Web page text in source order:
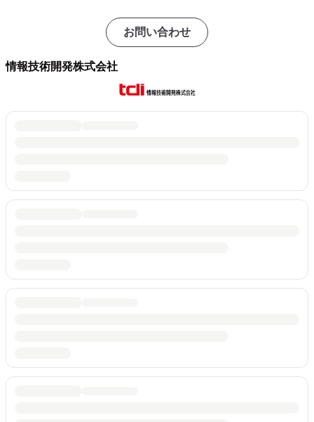
お問い合わせ
情報技術開発株式会社